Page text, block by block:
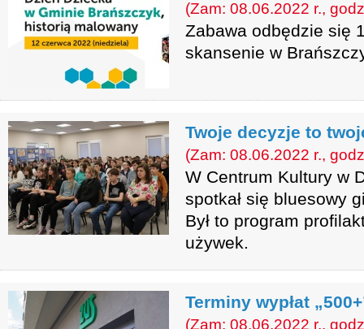
(Zam: 08.06.2022 r.,
Zabawa odbędzie się
skansenie w
Twoje decyzje to
(Zam: 08.06.2022 r.,
W Centrum Kultury w
spotkał się bluesowy
Był to program
używek.
Terminy wypłat
(Zam: 08.06.2022 r.,